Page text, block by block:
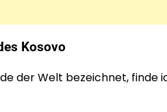
Kosovo
der Welt bezeichnet, finde